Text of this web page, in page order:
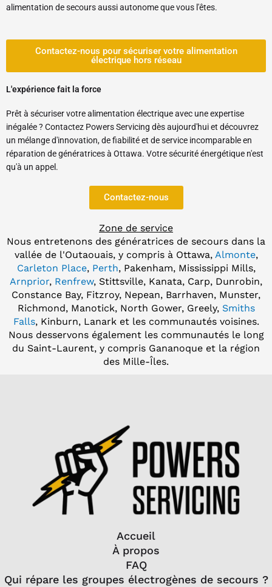
alimentation de secours aussi autonome que vous l'êtes.
Contactez-nous pour sécuriser votre alimentation
électrique hors réseau
L'expérience fait la force
Prêt à sécuriser votre alimentation électrique avec une expertise
inégalée ? Contactez Powers Servicing dès aujourd'hui et découvrez
un mélange d'innovation, de fiabilité et de service incomparable en
réparation de génératrices à Ottawa. Votre sécurité énergétique n'est
qu'à un appel.
Contactez-nous
Zone de service
Nous entretenons des génératrices de secours dans la
vallée de l'Outaouais, y compris à Ottawa, Almonte,
Carleton Place, Perth, Pakenham, Mississippi Mills,
Arnprior, Renfrew, Stittsville, Kanata, Carp, Dunrobin,
Constance Bay, Fitzroy, Nepean, Barrhaven, Munster,
Richmond, Manotick, North Gower, Greely, Smiths
Falls, Kinburn, Lanark et les communautés voisines.
Nous desservons également les communautés le long
du Saint-Laurent, y compris Gananoque et la région
des Mille-Îles.
Accueil
À propos
FAQ
Qui répare les groupes électrogènes de secours ?